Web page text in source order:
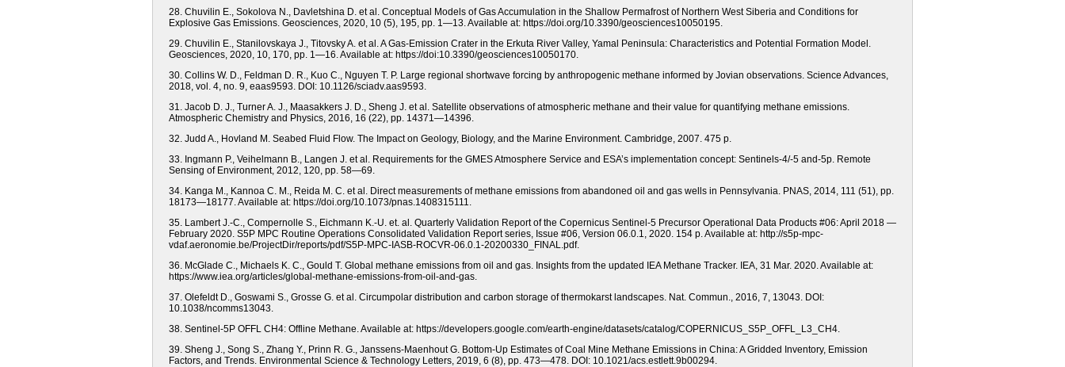
28. Chuvilin E., Sokolova N., Davletshina D. et al. Conceptual Models of Gas Accumulation in the Shallow Permafrost of Northern West Siberia and Conditions for
Explosive Gas Emissions. Geosciences, 2020, 10 (5), 195, pp. 1—13. Available at: https://doi.org/10.3390/geosciences10050195.
29. Chuvilin E., Stanilovskaya J., Titovsky A. et al. A Gas-Emission Crater in the Erkuta River Valley, Yamal Peninsula: Characteristics and Potential Formation Model.
Geosciences, 2020, 10, 170, pp. 1—16. Available at: https://doi:10.3390/geosciences10050170.
30. Collins W. D., Feldman D. R., Kuo С., Nguyen Т. Р. Large regional shortwave forcing by anthropogenic methane informed by Jovian observations. Science Advances,
2018, vol. 4, no. 9, eaas9593. DOI: 10.1126/sciadv.aas9593.
31. Jacob D. J., Turner A. J., Maasakkers J. D., Sheng J. et al. Satellite observations of atmospheric methane and their value for quantifying methane emissions.
Atmospheric Chemistry and Physics, 2016, 16 (22), pp. 14371—14396.
32. Judd A., Hovland M. Seabed Fluid Flow. The Impact on Geology, Biology, and the Marine Environment. Cambridge, 2007. 475 р.
33. Ingmann P., Veihelmann B., Langen J. et al. Requirements for the GMES Atmosphere Service and ESA’s implementation concept: Sentinels-4/-5 and-5p. Remote
Sensing of Environment, 2012, 120, pp. 58—69.
34. Kanga M., Kannoa C. M., Reida M. C. et al. Direct measurements of methane emissions from abandoned oil and gas wells in Pennsylvania. PNAS, 2014, 111 (51), pp.
18173—18177. Available at: https://doi.org/10.1073/pnas.1408315111.
35. Lambert J.-C., Compernolle S., Eichmann K.-U. et. al. Quarterly Validation Report of the Copernicus Sentinel-5 Precursor Operational Data Products #06: April 2018 —
February 2020. S5P MPC Routine Operations Consolidated Validation Report series, Issue #06, Version 06.0.1, 2020. 154 p. Available at: http://s5p-mpc-
vdaf.aeronomie.be/ProjectDir/reports/pdf/S5P-MPC-IASB-ROCVR-06.0.1-20200330_FINAL.pdf.
36. McGlade C., Michaels K. C., Gould T. Global methane emissions from oil and gas. Insights from the updated IEA Methane Tracker. IEA, 31 Mar. 2020. Available at:
https://www.iea.org/articles/global-methane-emissions-from-oil-and-gas.
37. Olefeldt D., Goswami S., Grosse G. et al. Circumpolar distribution and carbon storage of thermokarst landscapes. Nat. Commun., 2016, 7, 13043. DOI:
10.1038/ncomms13043.
38. Sentinel-5P OFFL CH4: Offline Methane. Available at: https://developers.google.com/earth-engine/datasets/catalog/COPERNICUS_S5P_OFFL_L3_CH4.
39. Sheng J., Song S., Zhang Y., Prinn R. G., Janssens-Maenhout G. Bottom-Up Estimates of Coal Mine Methane Emissions in China: A Gridded Inventory, Emission
Factors, and Trends. Environmental Science & Technology Letters, 2019, 6 (8), pp. 473—478. DOI: 10.1021/acs.estlett.9b00294.